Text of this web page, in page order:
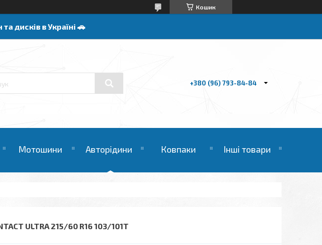
Кошик
дисків в Україні 🚗
+380 (96) 793-84-84
Мотошини Авторідини Ковпаки Інші товари
ULTRA 215/60 R16 103/101T